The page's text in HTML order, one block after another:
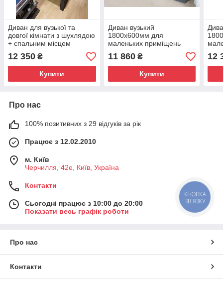
Диван для вузької та
довгої кімнати з шухлядою
+ спальним місцем
1800х600х800 мм
12 350 ₴
Купити
Диван вузький
1800х600мм для
маленьких приміщень
11 860₴
Купити
12
Про нас
100% позитивних з 29 відгуків за рік
Працює з 12.02.2010
м. Київ
Черчилля, 42е, Київ, Україна
Контакти
Сьогодні працює з 10:00 до 20:00
Показати весь графік роботи
Про нас
Контакти
КНОПКА
ЗВ'ЯЗКУ